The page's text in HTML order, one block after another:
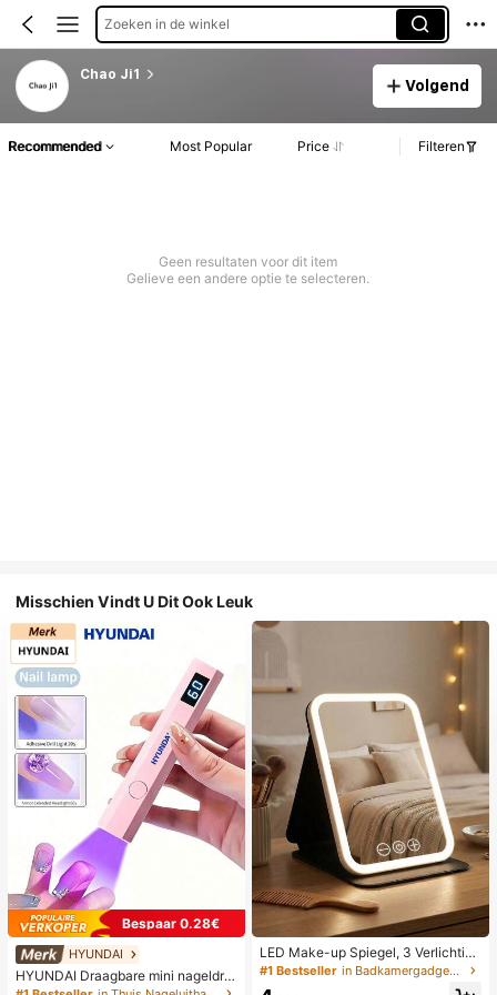
Zoeken in de winkel
Chao Ji1
Volgend
Recommended Most Popular Price Filteren
Geen resultaten voor dit item
Gelieve een andere optie te selecteren.
Misschien Vindt U Dit Ook Leuk
Bespaar 0.28€
HYUNDAI
HYUNDAI Draagbare mini nageldro
ger, oplaadbare handlamp UV/LED
LED Make-up Spiegel, 3 Verlichting
smodi, Verstelbare Helderheid, Draa
gbaar Vouwbaar Ontwerp, Geschikt
#1 Bestseller in Badkamergadgets die favoriet zijn bij klanten B